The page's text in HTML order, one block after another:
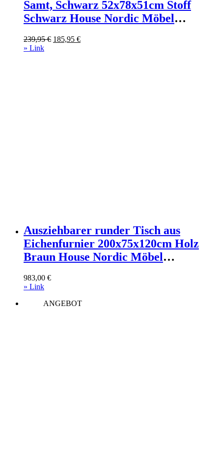
Samt, Schwarz 52x78x51cm Stoff
Schwarz House Nordic Möbel
239,95€ Ursprünglicher
185,95 €Aktueller
» Link
Ausziehbarer runder Tisch aus
Eichenfurnier 200x75x120cm Holz
Braun House Nordic Möbel
983,00 €
» Link
ANGEBOT